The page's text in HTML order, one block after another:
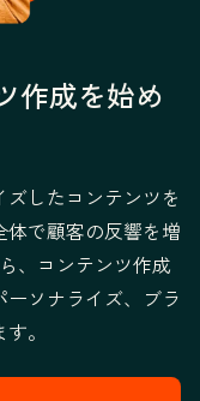
作成を始め
したコンテンツを
で顧客の反響を増
、コンテンツ作成
ソナライズ、ブラ
。